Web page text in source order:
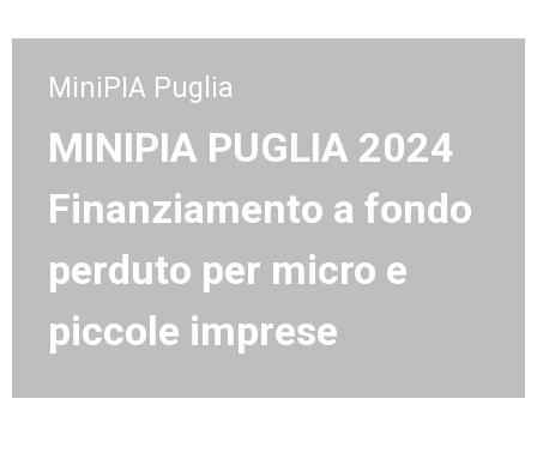
MiniPIA Puglia
MINIPIA PUGLIA 2024
Finanziamento a fondo
perduto per micro e
piccole imprese